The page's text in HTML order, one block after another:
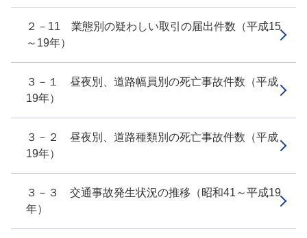
２－11 業態別の疑わしい取引の届出件数（平成15
～19年）
３－１ 昼夜別、道路幅員別の死亡事故件数（平成
19年）
３－２ 昼夜別、道路種類別の死亡事故件数（平成
19年）
３－３ 交通事故発生状況の推移（昭和41～平成19
年）